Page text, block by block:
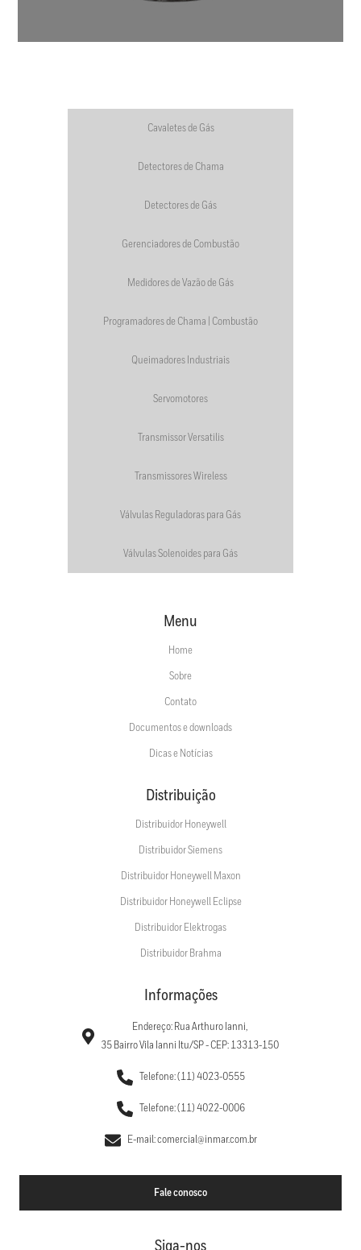
Cavaletes de Gás
Detectores de Chama
Detectores de Gás
Gerenciadores de Combustão
Medidores de Vazão de Gás
Programadores de Chama | Combustão
Queimadores Industriais
Servomotores
Transmissor Versatilis
Transmissores Wireless
Válvulas Reguladoras para Gás
Válvulas Solenoides para Gás
Menu
Home
Sobre
Contato
Documentos e downloads
Dicas e Notícias
Distribuição
Distribuidor Honeywell
Distribuidor Siemens
Distribuidor Honeywell Maxon
Distribuidor Honeywell Eclipse
Distribuidor Elektrogas
Distribuidor Brahma
Informações
Endereço: Rua Arthuro Ianni,
35 Bairro Vila Ianni Itu/SP - CEP: 13313-150
Telefone: (11) 4023-0555
Telefone: (11) 4022-0006
E-mail: comercial@inmar.com.br
Fale conosco
Siga-nos